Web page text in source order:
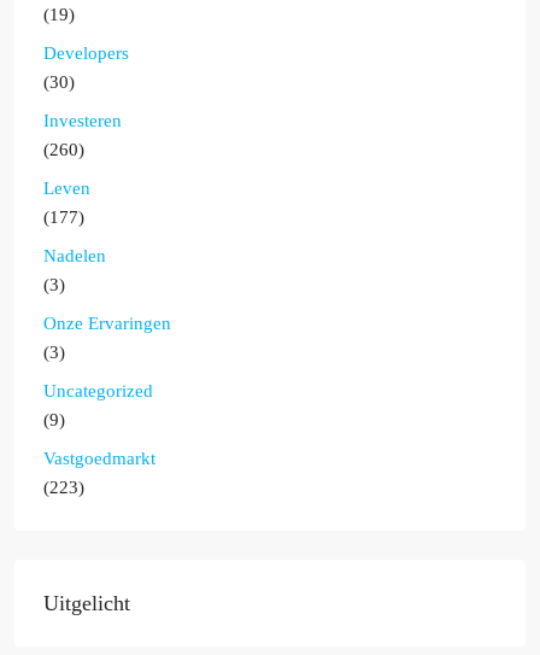
(19)
Developers
(30)
Investeren
(260)
Leven
(177)
Nadelen
(3)
Onze Ervaringen
(3)
Uncategorized
(9)
Vastgoedmarkt
(223)
Uitgelicht